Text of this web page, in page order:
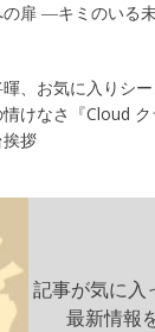
の扉 ―キミのいる
、お気に入りシ
情けなさ『Cloud
拶
記事が気に入
最新情報